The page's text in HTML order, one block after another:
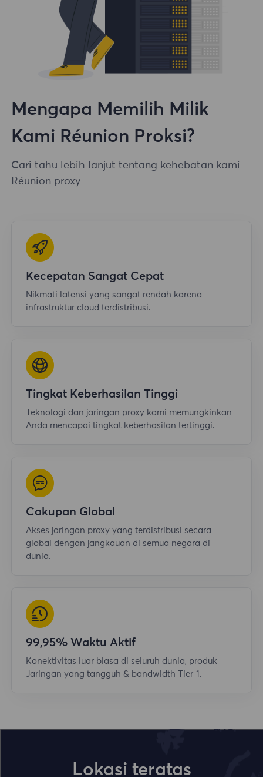
Mengapa Memilih Milik
Kami Réunion Proksi?
Cari tahu lebih lanjut tentang kehebatan kami
Réunion proxy
Kecepatan Sangat Cepat
Nikmati latensi yang sangat rendah karena
infrastruktur cloud terdistribusi.
Tingkat Keberhasilan Tinggi
Teknologi dan jaringan proxy kami memungkinkan
Anda mencapai tingkat keberhasilan tertinggi.
Cakupan Global
Akses jaringan proxy yang terdistribusi secara
global dengan jangkauan di semua negara di
dunia.
99,95% Waktu Aktif
Konektivitas luar biasa di seluruh dunia, produk
Jaringan yang tangguh & bandwidth Tier-1.
Lokasi teratas